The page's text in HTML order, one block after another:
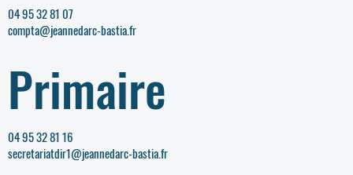
04 95 32 81 07
compta@jeannedarc-bastia.fr
Primaire
04 95 32 81 16
secretariatdir1@jeannedarc-bastia.fr